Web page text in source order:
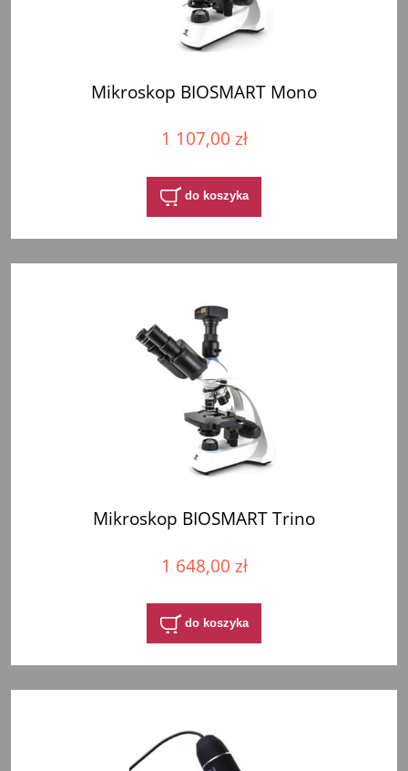
Mikroskop BIOSMART Mono
1 107,00 zł
do koszyka
Mikroskop BIOSMART Trino
1 648,00 zł
do koszyka